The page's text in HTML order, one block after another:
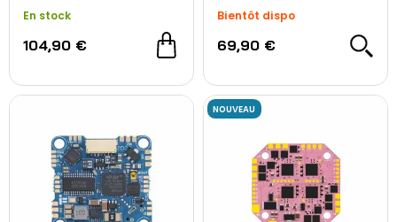
En stock
104,90 €
Bientôt dispo
69,90 €